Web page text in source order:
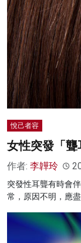
悅己者容
女性突發「聾
作者: 李韡玲
突發性耳聾有時會
常，原因不明，應